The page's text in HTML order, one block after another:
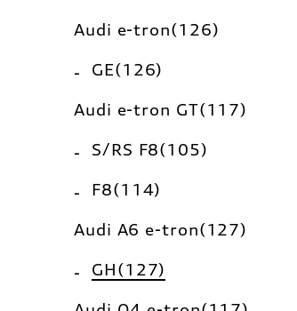
Audi e-tron(126)
GE(126)
Audi e-tron GT(117)
S/RS F8(105)
F8(114)
Audi A6 e-tron(127)
GH(127)